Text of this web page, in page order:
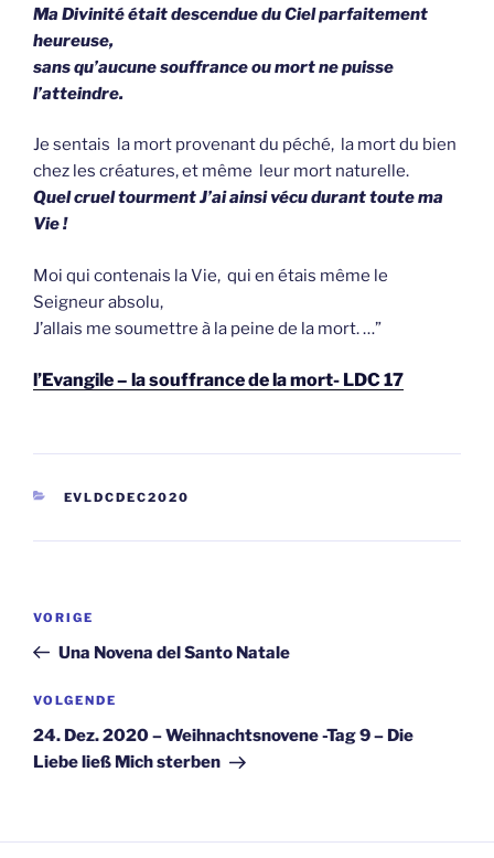
Ma Divinité était descendue du Ciel parfaitement
heureuse,
sans qu’aucune souffrance ou mort ne puisse
l’atteindre.
Je sentais la mort provenant du péché, la mort du bien
chez les créatures, et même leur mort naturelle.
Quel cruel tourment J’ai ainsi vécu durant toute ma
Vie !
Moi qui contenais la Vie, qui en étais même le
Seigneur absolu,
J’allais me soumettre à la peine de la mort. …”
l’Evangile – la souffrance de la mort- LDC 17
CATEGORIEËN
EVLDCDEC2020
Vorig
bericht
VORIGE
Una Novena del Santo Natale
Volgend
bericht
VOLGENDE
24. Dez. 2020 – Weihnachtsnovene -Tag 9 – Die
Liebe ließ Mich sterben